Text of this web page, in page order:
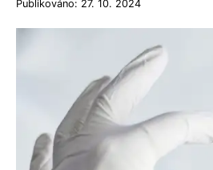
Publikováno: 27. 10. 2024